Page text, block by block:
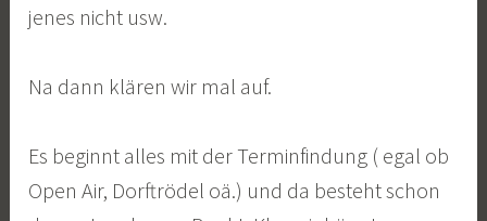
jenes nicht usw.
Na dann klären wir mal auf.
Es beginnt alles mit der Terminfindung ( egal ob
Open Air, Dorftrödel oä.) und da besteht schon